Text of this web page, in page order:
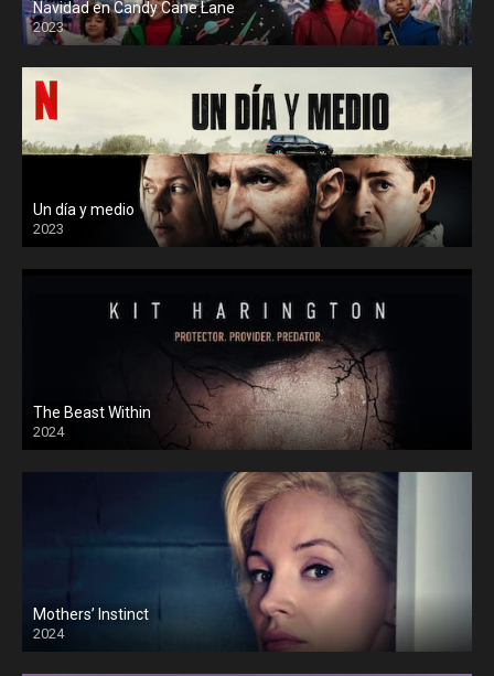
Navidad en Candy Cane Lane
2023
Un día y medio
2023
The Beast Within
2024
Mothers’ Instinct
2024